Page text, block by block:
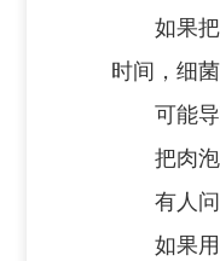
如果
时间，细
可能
把肉
有人
如果